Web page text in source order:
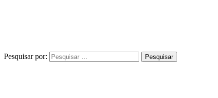
Pesquisar por: